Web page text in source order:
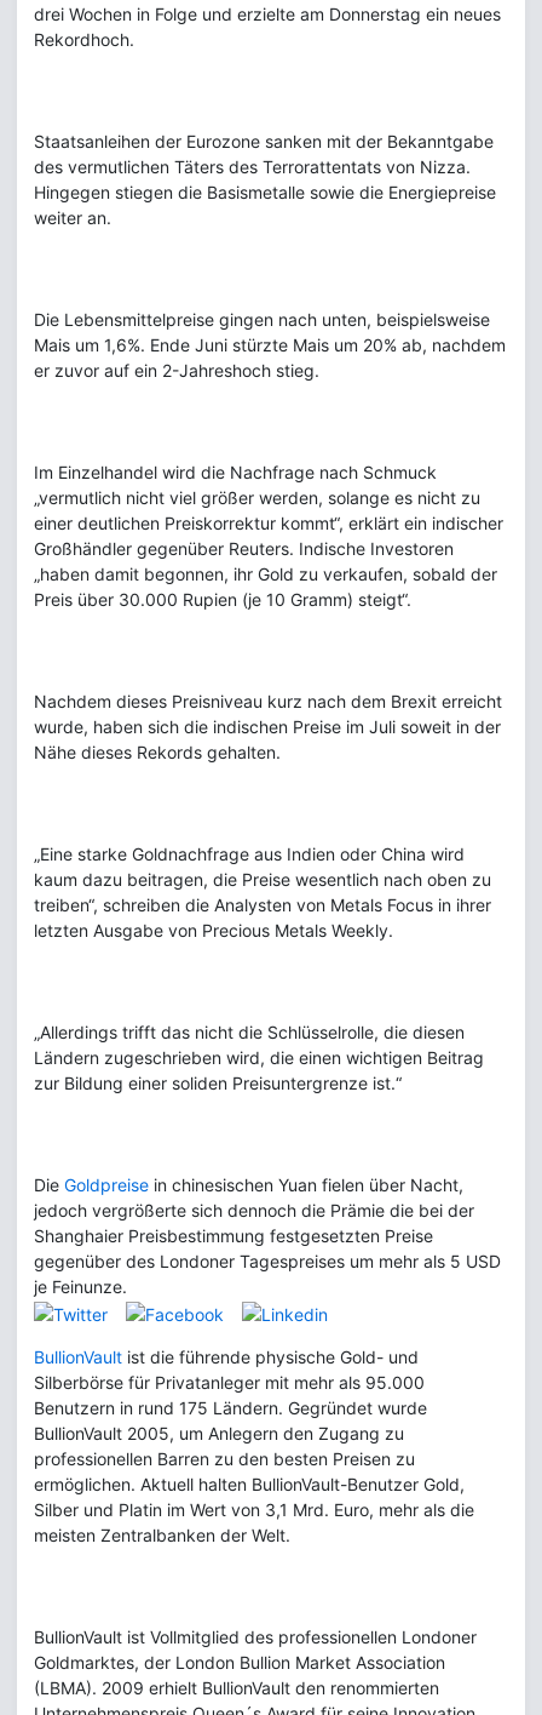
drei Wochen in Folge und erzielte am Donnerstag ein neues
Rekordhoch.
Staatsanleihen der Eurozone sanken mit der Bekanntgabe
des vermutlichen Täters des Terrorattentats von Nizza.
Hingegen stiegen die Basismetalle sowie die Energiepreise
weiter an.
Die Lebensmittelpreise gingen nach unten, beispielsweise
Mais um 1,6%. Ende Juni stürzte Mais um 20% ab, nachdem
er zuvor auf ein 2-Jahreshoch stieg.
Im Einzelhandel wird die Nachfrage nach Schmuck
„vermutlich nicht viel größer werden, solange es nicht zu
einer deutlichen Preiskorrektur kommt“, erklärt ein indischer
Großhändler gegenüber Reuters. Indische Investoren
„haben damit begonnen, ihr Gold zu verkaufen, sobald der
Preis über 30.000 Rupien (je 10 Gramm) steigt“.
Nachdem dieses Preisniveau kurz nach dem Brexit erreicht
wurde, haben sich die indischen Preise im Juli soweit in der
Nähe dieses Rekords gehalten.
„Eine starke Goldnachfrage aus Indien oder China wird
kaum dazu beitragen, die Preise wesentlich nach oben zu
treiben“, schreiben die Analysten von Metals Focus in ihrer
letzten Ausgabe von Precious Metals Weekly.
„Allerdings trifft das nicht die Schlüsselrolle, die diesen
Ländern zugeschrieben wird, die einen wichtigen Beitrag
zur Bildung einer soliden Preisuntergrenze ist.“
Die Goldpreise in chinesischen Yuan fielen über Nacht,
jedoch vergrößerte sich dennoch die Prämie die bei der
Shanghaier Preisbestimmung festgesetzten Preise
gegenüber des Londoner Tagespreises um mehr als 5 USD
je Feinunze.
BullionVault ist die führende physische Gold- und
Silberbörse für Privatanleger mit mehr als 95.000
Benutzern in rund 175 Ländern. Gegründet wurde
BullionVault 2005, um Anlegern den Zugang zu
professionellen Barren zu den besten Preisen zu
ermöglichen. Aktuell halten BullionVault-Benutzer Gold,
Silber und Platin im Wert von 3,1 Mrd. Euro, mehr als die
meisten Zentralbanken der Welt.
BullionVault ist Vollmitglied des professionellen Londoner
Goldmarktes, der London Bullion Market Association
(LBMA). 2009 erhielt BullionVault den renommierten